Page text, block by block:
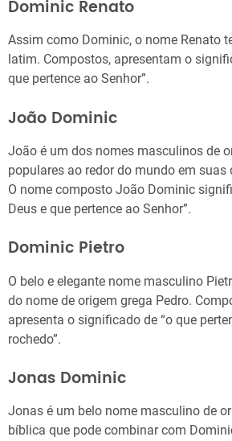
Dominic Renato
Assim como Dominic, o nome Renato
latim. Compostos, apresentam o
que pertence ao Senhor”.
João Dominic
João é um dos nomes masculinos de
populares ao redor do mundo em suas
O nome composto João Dominic
Deus e que pertence ao Senhor”.
Dominic Pietro
O belo e elegante nome masculino
do nome de origem grega Pedro.
apresenta o significado de “o que
rochedo”.
Jonas Dominic
Jonas é um belo nome masculino de
bíblica que pode combinar com